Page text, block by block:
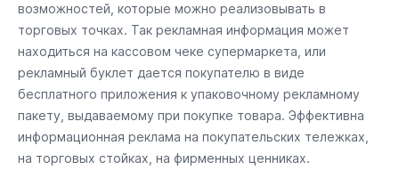
возможностей, которые можно реализовывать в
торговых точках. Так рекламная информация может
находиться на кассовом чеке супермаркета, или
рекламный буклет дается покупателю в виде
бесплатного приложения к упаковочному рекламному
пакету, выдаваемому при покупке товара. Эффективна
информационная реклама на покупательских тележках,
на торговых стойках, на фирменных ценниках.